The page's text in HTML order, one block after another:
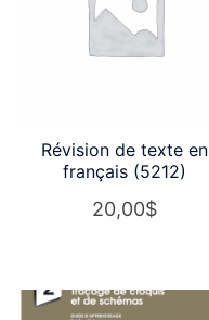
Révision de texte en
français (5212)
20,00$